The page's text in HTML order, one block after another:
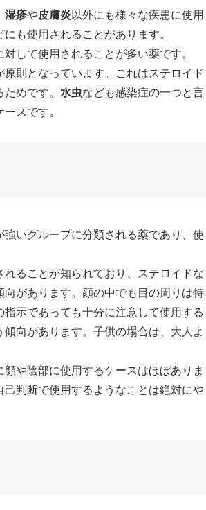
湿疹や皮膚炎以外にも様々な疾患に使用
にも使用されることがあります。
して使用されることが多い薬です。
則となっています。これはステロイド
めです。 水虫なども感染症の一つと言
スです。
いグループに分類される薬であり、使
ることが知られており、ステロイドな
があります。顔の中でも目の周りは特
示であっても十分に注意して使用する
向があります。子供の場合は、大人よ
や陰部に使用するケースはほぼありま
判断で使用するようなことは絶対にや